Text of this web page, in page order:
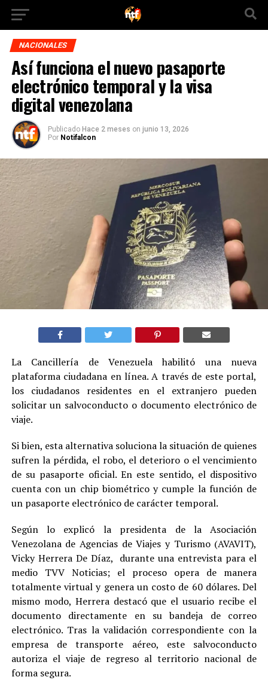
NACIONALES
Así funciona el nuevo pasaporte
electrónico temporal y la visa
digital venezolana
Publicado Hace 2 meses on junio 13, 2026
Por Notifalcon
La Cancillería de Venezuela habilitó una nueva
plataforma ciudadana en línea. A través de este portal,
los ciudadanos residentes en el extranjero pueden
solicitar un salvoconducto o documento electrónico de
viaje.
Si bien, esta alternativa soluciona la situación de quienes
sufren la pérdida, el robo, el deterioro o el vencimiento
de su pasaporte oficial. En este sentido, el dispositivo
cuenta con un chip biométrico y cumple la función de
un pasaporte electrónico de carácter temporal.
Según lo explicó la presidenta de la Asociación
Venezolana de Agencias de Viajes y Turismo (AVAVIT),
Vicky Herrera De Díaz, durante una entrevista para el
medio TVV Noticias; el proceso opera de manera
totalmente virtual y genera un costo de 60 dólares. Del
mismo modo, Herrera destacó que el usuario recibe el
documento directamente en su bandeja de correo
electrónico. Tras la validación correspondiente con la
empresa de transporte aéreo, este salvoconducto
autoriza el viaje de regreso al territorio nacional de
forma segura.